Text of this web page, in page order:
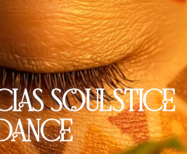
SOULSTICE